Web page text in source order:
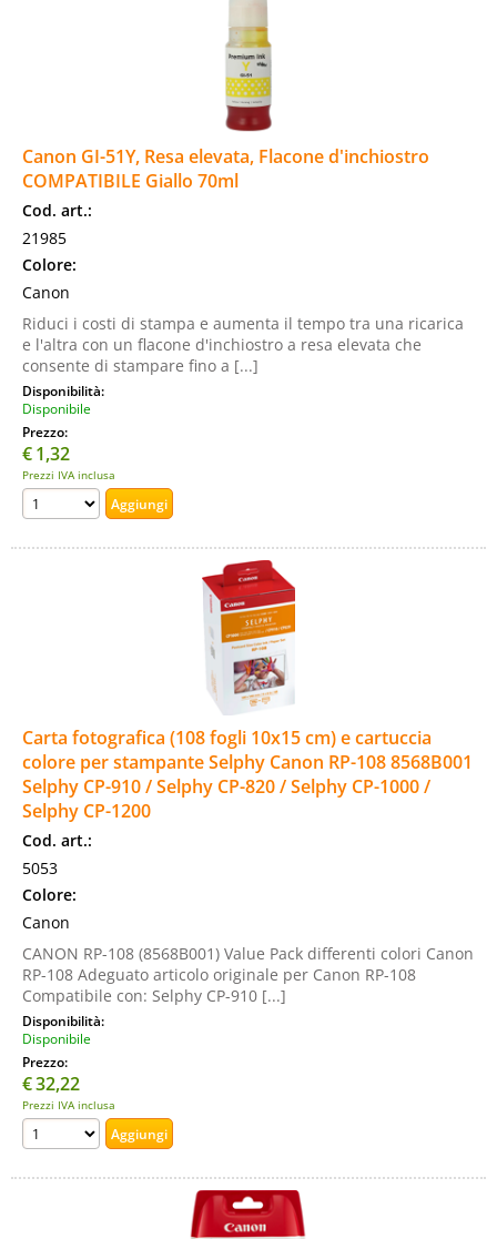
Canon GI-51Y, Resa elevata, Flacone d'inchiostro
COMPATIBILE Giallo 70ml
Cod. art.:
21985
Colore:
Canon
Riduci i costi di stampa e aumenta il tempo tra una ricarica
e l'altra con un flacone d'inchiostro a resa elevata che
consente di stampare fino a [...]
Disponibilità:
Disponibile
Prezzo:
€1,32
Prezzi IVA inclusa
Carta fotografica (108 fogli 10x15 cm) e cartuccia
colore per stampante Selphy Canon RP-108 8568B001
Selphy CP-910 / Selphy CP-820 / Selphy CP-1000 /
Selphy CP-1200
Cod. art.:
5053
Colore:
Canon
CANON RP-108 (8568B001) Value Pack differenti colori Canon
RP-108 Adeguato articolo originale per Canon RP-108
Compatibile con: Selphy CP-910 [...]
Disponibilità:
Disponibile
Prezzo:
€32,22
Prezzi IVA inclusa